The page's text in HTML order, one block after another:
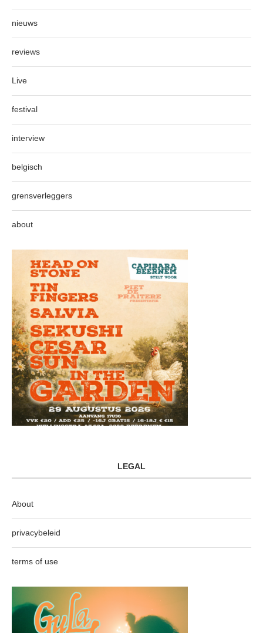
nieuws
reviews
Live
festival
interview
belgisch
grensverleggers
about
LEGAL
About
privacybeleid
terms of use